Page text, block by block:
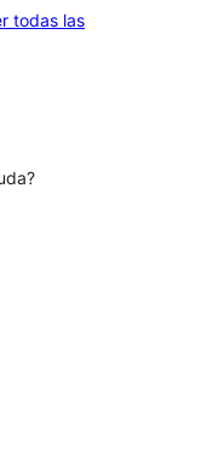
todas lasreseñas